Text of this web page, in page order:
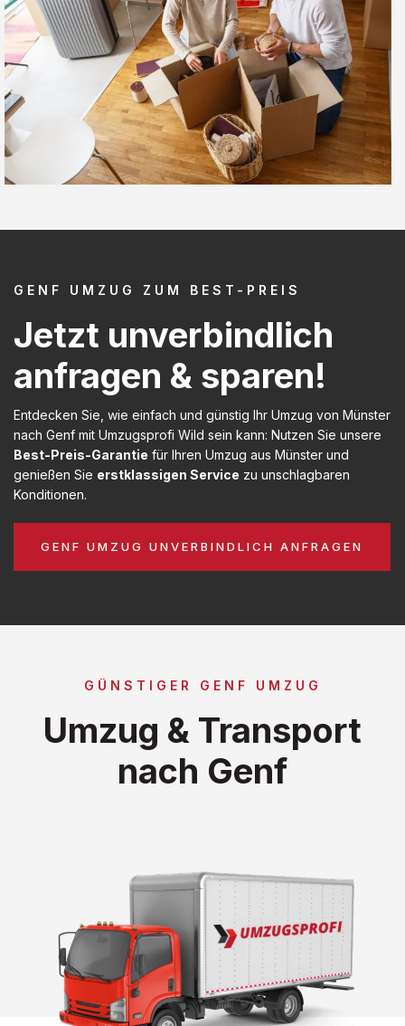
GENF UMZUG ZUM BEST-PREIS
Jetzt unverbindlich
anfragen & sparen!
Entdecken Sie, wie einfach und günstig Ihr Umzug von Münster
nach Genf mit Umzugsprofi Wild sein kann: Nutzen Sie unsere
Best-Preis-Garantie für Ihren Umzug aus Münster und
genießen Sie erstklassigen Service zu unschlagbaren
Konditionen.
GENF UMZUG UNVERBINDLICH ANFRAGEN
GÜNSTIGER GENF UMZUG
Umzug & Transport
nach Genf